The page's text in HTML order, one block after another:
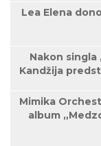
Lea Elena
Nakon singla
Kandžija
Mimika
album